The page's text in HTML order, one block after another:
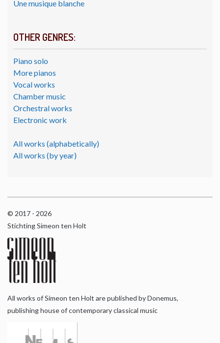
Une musique blanche
OTHER GENRES:
Piano solo
More pianos
Vocal works
Chamber music
Orchestral works
Electronic work
All works (alphabetically)
All works (by year)
© 2017 - 2026
Stichting Simeon ten Holt
All works of Simeon ten Holt are published by Donemus,
publishing house of contemporary classical music